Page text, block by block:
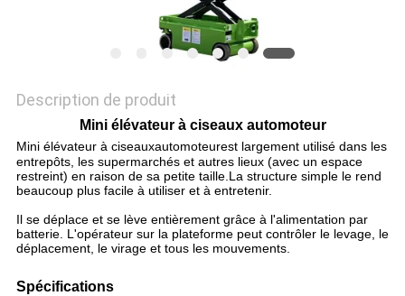
DE
CONFIDENTIALITÉ
Description de produit
Mini élévateur à ciseaux automoteur
Mini élévateur à ciseauxautomoteurest largement utilisé dans les
entrepôts, les supermarchés et autres lieux (avec un espace
restreint) en raison de sa petite taille.La structure simple le rend
beaucoup plus facile à utiliser et à entretenir.
Il se déplace et se lève entièrement grâce à l'alimentation par
batterie. L'opérateur sur la plateforme peut contrôler le levage, le
déplacement, le virage et tous les mouvements.
Spécifications